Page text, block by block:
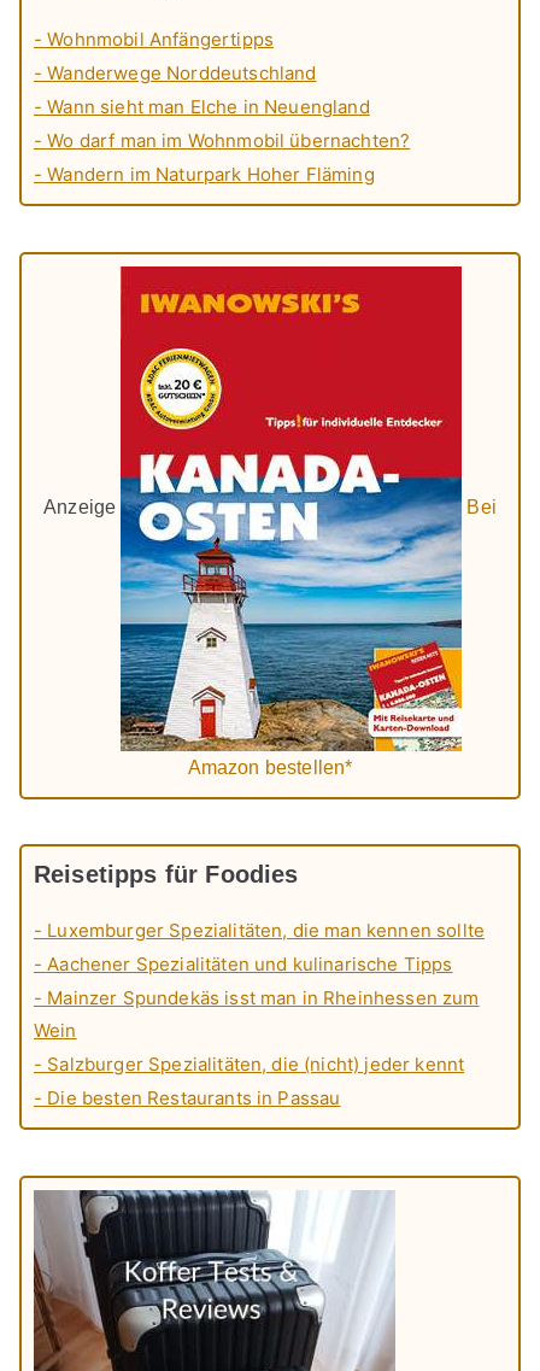
- Wohnmobil Anfängertipps
- Wanderwege Norddeutschland
- Wann sieht man Elche in Neuengland
- Wo darf man im Wohnmobil übernachten?
- Wandern im Naturpark Hoher Fläming
Anzeige Bei
Amazon bestellen*
Reisetipps für Foodies
- Luxemburger Spezialitäten, die man kennen sollte
- Aachener Spezialitäten und kulinarische Tipps
- Mainzer Spundekäs isst man in Rheinhessen zum
Wein
- Salzburger Spezialitäten, die (nicht) jeder kennt
- Die besten Restaurants in Passau